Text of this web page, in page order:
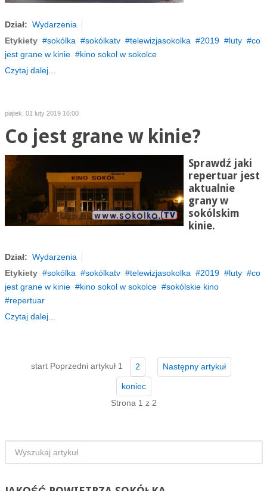
Dział: Wydarzenia
Etykiety
sokólka sokólkatv telewizjasokolka 2019 luty
co
jest grane w kinie
kino sokol w sokolce
Czytaj dalej...
piątek, 01 luty 2019 16:00
Co jest grane w kinie?
Sprawdź jaki
repertuar jest
aktualnie
grany w
sokólskim
kinie.
Dział: Wydarzenia
Etykiety
sokólka sokólkatv telewizjasokolka 2019 luty
co
jest grane w kinie
kino sokol w sokolce
sokólskie kino
repertuar
Czytaj dalej...
start Poprzedni artykuł 1 2 Następny artykuł
koniec
Strona 1 z 2